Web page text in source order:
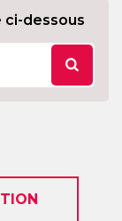
ci-dessous